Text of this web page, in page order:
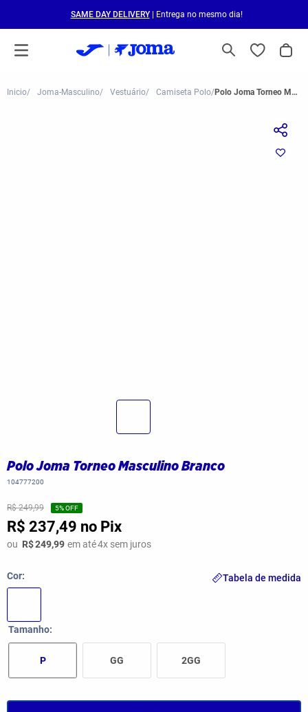
SAME DAY DELIVERY| Entrega no mesmo dia!
Joma-Masculino Vestuário Camiseta Polo Polo Joma Torneo Masculino Branco
Polo Joma Torneo Masculino Branco
104777200
R$ 249,99 5% OFF
R$ 237,49 no Pix
ou R$249,99 em até4x sem juros
Cor
Tamanho
GG
P 2GG
Tabela de medida